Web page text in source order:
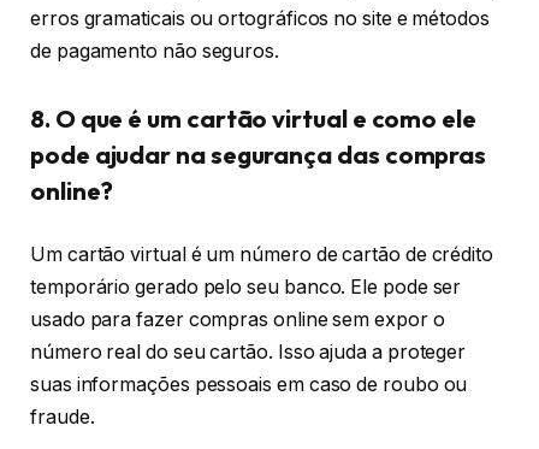
erros gramaticais ou ortográficos no site e métodos
de pagamento não seguros.
8. O que é um cartão virtual e como ele
pode ajudar na segurança das compras
online?
Um cartão virtual é um número de cartão de crédito
temporário gerado pelo seu banco. Ele pode ser
usado para fazer compras online sem expor o
número real do seu cartão. Isso ajuda a proteger
suas informações pessoais em caso de roubo ou
fraude.